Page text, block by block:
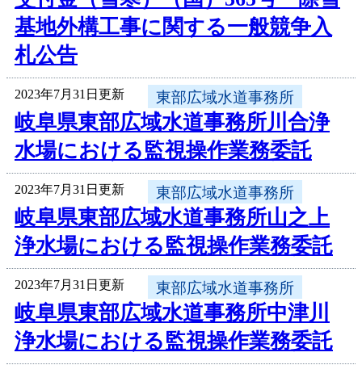
基地外構工事に関する一般競争入
札公告
2023年7月31日更新 東部広域水道事務所
岐阜県東部広域水道事務所川合浄
水場における監視操作業務委託
2023年7月31日更新 東部広域水道事務所
岐阜県東部広域水道事務所山之上
浄水場における監視操作業務委託
2023年7月31日更新 東部広域水道事務所
岐阜県東部広域水道事務所中津川
浄水場における監視操作業務委託